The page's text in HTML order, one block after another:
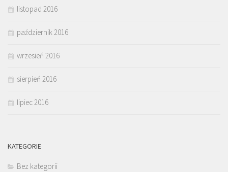
listopad 2016
październik 2016
wrzesień 2016
sierpień 2016
lipiec 2016
KATEGORIE
Bez kategorii